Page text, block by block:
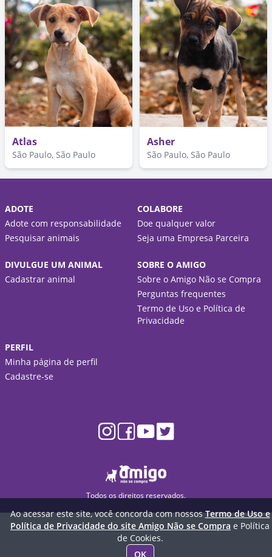
Atlas
São Paulo, São Paulo
Asher
São Paulo, São Paulo
Ao acessar este site, você concorda com nossosTermo de Uso e
Política de Privacidade do site Amigo Não se Compra e Política
de Cookies.
OK
ADOTE
Adote com responsabilidade
Pesquisar animais
COLABORE
Doe qualquer valor
Seja uma Empresa Parceira
DIVULGUE UM ANIMAL
Cadastrar animal
SOBRE O AMIGO
Sobre o Amigo Não se Compra
Perguntas frequentes
Termo de Uso e Política de
Privacidade
PERFIL
Minha página de perfil
Cadastre-se
Todos os direitos reservados.